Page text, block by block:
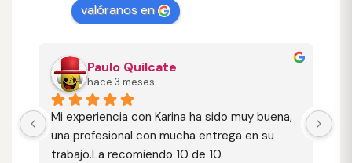
valóranos en
Paulo Quilcate
hace 3 meses
Mi experiencia con Karina ha sido muy buena,
una profesional con mucha entrega en su
trabajo.La recomiendo 10 de 10.